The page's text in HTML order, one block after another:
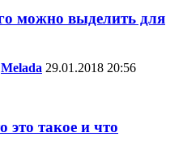
можно выделить для
Melada 29.01.2018 20:56
это такое и что